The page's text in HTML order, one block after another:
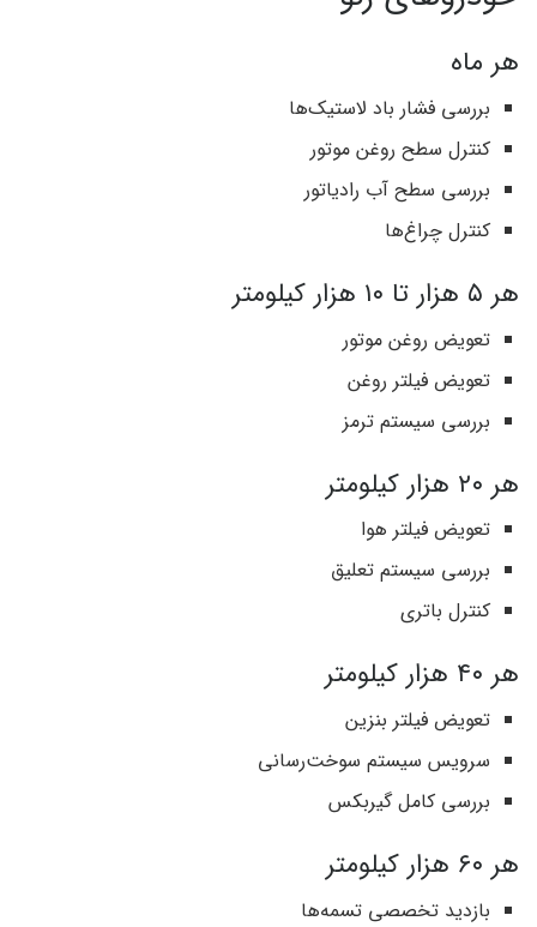
هر ماه
بررسی فشار باد لاستیک‌ها
کنترل سطح روغن موتور
بررسی سطح آب رادیاتور
کنترل چراغ‌ها
هر ۵ هزار تا ۱۰ هزار کیلومتر
تعویض روغن موتور
تعویض فیلتر روغن
بررسی سیستم ترمز
هر ۲۰ هزار کیلومتر
تعویض فیلتر هوا
بررسی سیستم تعلیق
کنترل باتری
هر ۴۰ هزار کیلومتر
تعویض فیلتر بنزین
سرویس سیستم سوخت‌رسانی
بررسی کامل گیربکس
هر ۶۰ هزار کیلومتر
بازدید تخصصی تسمه‌ها